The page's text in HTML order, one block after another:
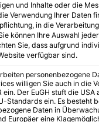
buchen: 5 Tipps
und Inhalte oder die
Verwendung Ihrer Daten
in die
können Ihre Auswahl
Sie, dass aufgrund
verfügbar sind.
personenbezogene
willigen Sie auch in die
ein. Der EuGH stuft die
Standards ein. Es besteht
Daten in
Europäer eine